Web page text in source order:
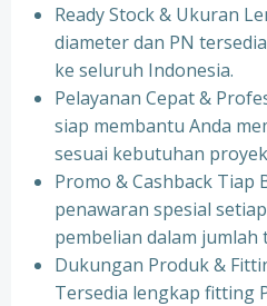
⁠Ready Stock & Ukuran
diameter dan PN
ke seluruh Indonesia.
⁠Pelayanan Cepat &
siap membantu Anda
sesuai kebutuhan
⁠Promo & Cashback Tiap
penawaran spesial
pembelian dalam jumlah
⁠Dukungan Produk &
Tersedia lengkap fitting